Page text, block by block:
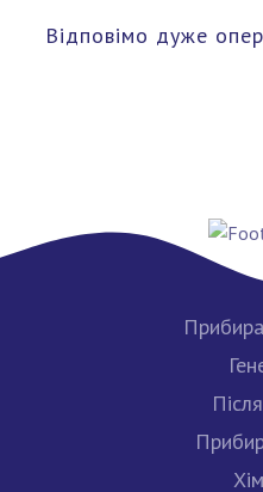
Відповімо дуже